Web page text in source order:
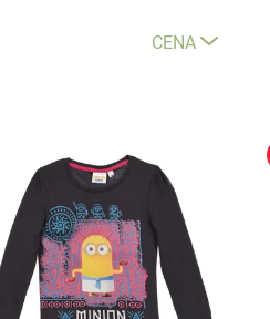
CENA